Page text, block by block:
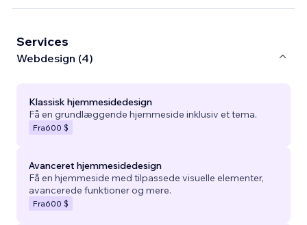
Services
Webdesign (4)
Klassisk hjemmesidedesign
Få en grundlæggende hjemmeside inklusiv et tema.
Fra600 $
Avanceret hjemmesidedesign
Få en hjemmeside med tilpassede visuelle elementer,
avancerede funktioner og mere.
Fra600 $